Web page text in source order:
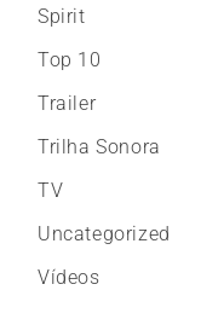
Spirit
Top 10
Trailer
Trilha Sonora
TV
Uncategorized
Vídeos